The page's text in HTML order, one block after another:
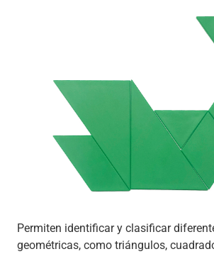
Permiten identificar y clasificar
geométricas, como triángulos,